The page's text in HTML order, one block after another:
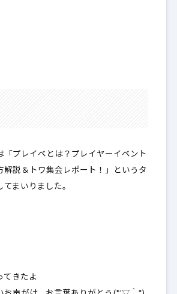
「プレイべとは？プレイヤーイベント
解説＆トワ集会レポート！」というタ
まいりました。
きたよ